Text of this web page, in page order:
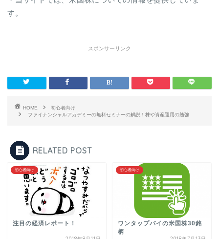
す。
スポンサーリンク
HOME
初心者向け
ファイナンシャルアカデミーの無料セミナーの解説！株や資産運用の勉強
RELATED POST
初心者向け
注目の経済レポート！
初心者向け
ワンタップバイの米国株30銘
柄